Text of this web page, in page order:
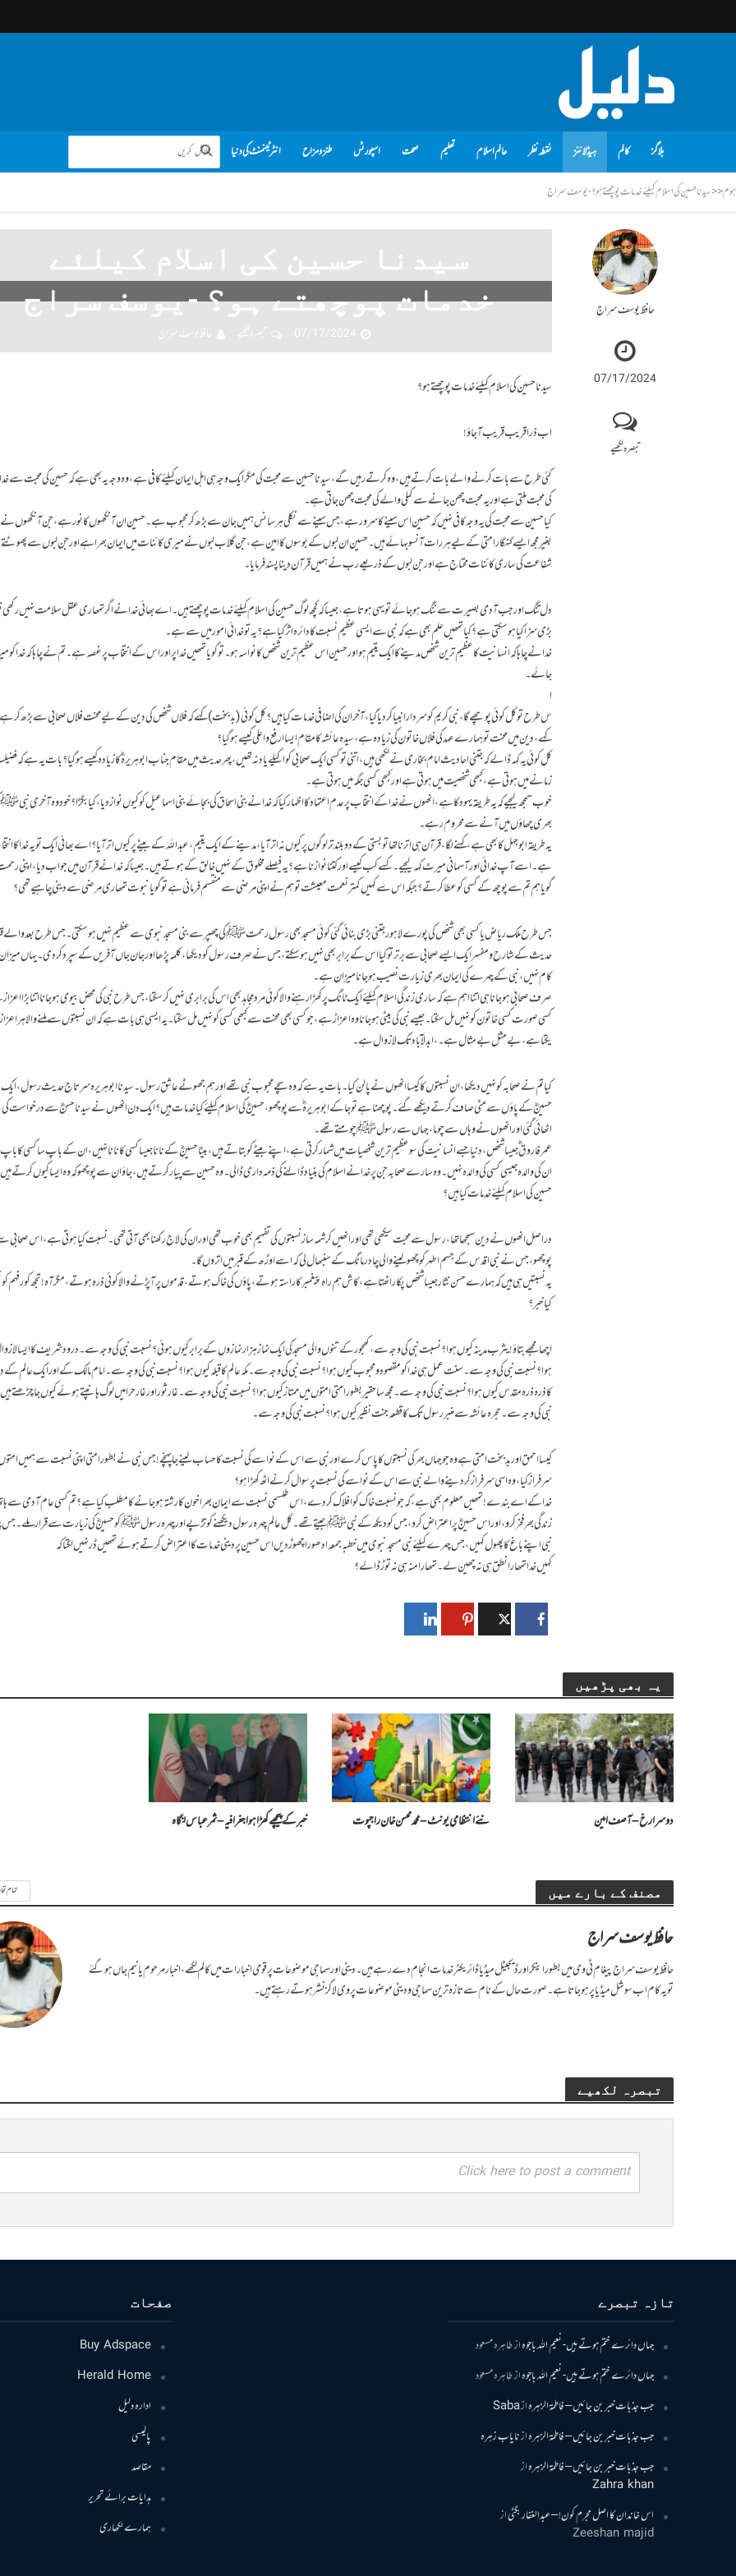
بلاگز کالم ہیڈلائنز نقطہ نظر عالم اسلام تعلیم صحت اسپورٹس طنز و مزاح انٹرٹینمنٹ کی دنیا
ہوم<<سیدنا حسین کی اسلام کیلئے خدمات پوچھتے ہو؟ -یوسف سراج
حافظ یوسف سراج
07/17/2024
تبصرہ لکھیے
سیدنا حسین کی اسلام کیلئے
خدمات پوچھتے ہو؟ -یوسف سراج
07/17/2024 تبصرہ لکھیے حافظ یوسف سراج
سیدنا حسین کی اسلام کیلئے خدمات پوچھتے ہو؟
اب ذرا قریب قریب آجاؤ!
کئی طرح سے بات کرنے والے بات کرتے ہیں، وہ کرتے رہیں گے،سیدنا حسین سے محبت کی مگر ایک وجہ ہی اہل ایمان کیلئے کافی ہے،وہ وجہ یہ بھی ہے کہ حسین کی محبت سے
کی محبت ملتی ہے اور یہ محبت چھن جانے سے کملی والے کی محبت چھن جاتی ہے۔
کیا حسین سے محبت کی یہ وجہ کافی نہیں کہ حسین اس سینے کا سرور ہے،جس سینے سے نکلی ہر سانس ہمیں جان سے بڑھ کر محبوب ہے۔ حسین ان آنکھوں کا نور ہے،جن آنکھوں نے
بغیر مجھ ایسے گنہگار امتی کے لیے ہر رات آنسو بہائے ہیں۔ حسین ان لبوں کے بوسوں کا امین ہے،جن گلاب لبوں نے میری کائنات میں ایمان بھرا ہے اور جن لبوں سے
شفاعت کی ساری کائنات محتاج ہے اور جن لبوں کے ذریعے رب نے ہمیں قرآن دینا پسند فرمایا۔
دل تنگ اور جب آدمی بصیرت سے ننگ ہوجائے تو یہی ہوتا ہے، جیسا کہ کچھ لوگ حسین کی اسلام کیلئے خدمات پوچھتے ہیں۔ اے بھائی خدا نے اگر تمھاری عقل سلامت نہیں
بڑی سزا کیا ہو سکتی ہے؟ کیا تمھیں علم بھی ہے کہ نبی سے ایسی عظیم نسبت کا دائرہ اثر کیا ہے؟ یہ تو خدائی امور میں سے ہے۔
خدا نے چاہا کہ انسانیت کا عظیم ترین شخص مدینے کا ایک یتیم ہو اور حسین اس عظیم ترین شخص کا نواسہ ہو۔ تو گویا تمھیں خدا پر اور اس کے انتخاب پر غصہ ہے۔ تم نے چاہا کہ خدا کو
جائے۔
ا
س طرح تو کل کوئی پوچھے گا، نبی کریم کو سردار انبیا کر دیا گیا، آخر ان کی اضافی خدمات کیا ہیں؟ کل کوئی (بدبخت )کہے کہ فلاں شخص کی دین کے لیے محنت فلاں صحابی سے بڑھ کر
کہے، دین میں محنت تو ہمارے عہد کی فلاں خاتون کی زیادہ ہے،سیدہ عائشہ کا مقام ایسا ارفع و اعلی کیسے ہوگیا؟
کل کوئی یہ کہہ ڈالے کہ جتنی احادیث امام بخاری نے لکھی ہیں، اتنی تو کسی ایک صحابی کو اکیلے یاد نہ تھیں، پھر حدیث میں مقام جناب ابوہریرہؓ کا زیادہ کیسے ہوگیا؟ بات یہ ہے کہ
زمانے میں ہوتی ہے،کبھی شخصیت میں ہوتی ہے اور کبھی کسی جگہ میں ہوتی ہے۔
خوب سمجھ لیجیے کہ یہ طریقہ یہود کا ہے،انھوں نے خدا کے انتخاب پر عدم اعتماد کا اظہار کیا کہ خدا نے بنی اسحاق کی بجائے بنی اسماعیل کو کیوں نواز دیا، کیا بگڑا؟ خود وہ آخری
بھری چھاؤں میں آنے سے محروم رہے۔
یہ طریقہ ابو جہل کا بھی ہے، کہنے لگا، قرآن ہی اترنا تھا تو بستی کے دو بلند تر لوگوں پر کیوں نہ اتر آیا، مدینے کے ایک یتیم، عبداللہ کے بیٹے پر کیوں اتر آیا؟ اے بھائی ایک تو یہ خدا کا
ہے۔اسے آپ خدائی اور آسمانی میرٹ کہہ لیجیے۔کسے کب کیسے اور کتنا نوازنا ہے؟ یہ فیصلے مخلوق کے نہیں خالق کے ہوتے ہیں۔ جیسا کہ خدا نے قرآن میں جواب دیا، اپنی
گویا ہم تم سے پوچھ کے کسی کو عطا کرتے؟جبکہ اس سے کہیں کمتر نعمت معیشت تو ہم نے اپنی مرضی سےمنقسم فرمائی ہے تو گویا نبوت تمھاری مرضی سے دینی چاہیے تھی؟
جس طرح ملک ریاض یا کسی بھی شخص کی پورے لاہور جتنی بڑی بنائی گئی کوئی مسجد بھی رسول رحمتﷺ کی چھپر سے بنی مسجد نبوی سے عظیم نہیں ہو سکتی۔ جس طرح بعد
حدیث کے شارح و مفسر ایک ایسے صحابی سے برتر تو کیا اس کے برابر بھی نہیں ہو سکتے، جس نے صرف رسول کو دیکھا، کلمہ پڑھا اور جان جاں آفریں کے سپرد کر دی۔ یہاں
کام نہیں، نبی کے چہرے کی ایمان بھری زیارت نصیب ہو جانا میزان ہے۔
صرف صحابی ہوجانا ہی اتنا اہم ہے کہ ساری زندگی اسلام کیلئے ایک ٹانگ پر کھڑا رہنے والا کوئی مرد مجاہد بھی اس کی برابری نہیں کر سکتا، جس طرح نبی کی محض بیوی ہوجانا اتنا بڑا
کسی صورت کسی خاتون کو نہیں مل سکتا۔ جیسے نبی کی بیٹی ہو جانا وہ اعزاز ہے،جو کسی بھی محنت سے کبھی کسی کو نہیں مل سکتا۔ یہ ایسی ہی بات ہے کہ ان نسبتوں سے ملنے والا ہر
یکتا ہے، بے مثل بے مثال ہے۔،ابدلآباد تک لازوال ہے۔
کیا تم نے صحابہ کو نہیں دیکھا، ان نسبتوں کا کیسا انھوں نے پالن کیا۔ بات یہ ہے کہ وہ سچے محبوب نبی تھے اور ہم جھوٹے عاشق رسول۔ سیدنا ابوہریرہ سرتاج حدیث رسول
حسینؓ کے پاؤں سے مٹی صاف کرتے دیکھے گئے۔ پوچھنا ہے تو جا کے ابوہریرہؓ سے پوچھو،حسینؓ کی اسلام کیلئے کیا خدمات ہیں؟ ایک دن انھوں نے سیدنا حسنؓ سے درخواست
اٹھائی گئی اور انھوں نے وہاں سے چوما، جہاں سے رسول ﷺچومتے تھے۔
عمر فاروق ؓجیسا شخص، دنیا جسے انسانیت کی سو عظیم ترین شخصیات میں شمار کرتی ہے،اپنے بیٹے کو بتاتے ہیں، بیٹا حسینؓ کے نانا جیسا کسی کا نانا نہیں، ان کے باپ سا کسی کا
ان کی والدہ جیسی کسی کی والدہ نہیں۔ وہ سارے صحابہ جن پر خدا نے اسلام کی بنیاد ڈالنے کی ذمہ داری ڈالی۔ وہ حسین سے پیار کرتے ہیں،جاؤ ان سے پوچھو کہ وہ ایسا کیوں کرتے
حسین کی اسلام کیلئے خدمات کیا ہیں؟
دراصل انھوں نے دین سمجھا تھا، رسول سے محبت سیکھی تھی اور انھیں کرشمہ ساز نسبتوں کی تفہیم بھی خوب تھی اور ان کی لاج رکھنا بھی آتی تھی۔ نسبت کیا ہوتی ہے، اس
پوچھو،جس نے نبی اقدس کے جسم اطہر کو چھو لینے والی چادر مانگ کے سنبھال لی کہ اسے اوڑھ کے قبر میں اتروں گا۔
یہ نسبتیں ہی ہیں کہ ہمارے حسن نثار جیسا شخص پکار اٹھتا ہے،کاش ہم راہ پیغمبر کا راستہ ہوتے،پاؤں کی خاک ہوتے،قدموں پر آ پڑنے والا کوئی ذرہ ہوتے،مگر آہ! تجھ کور فہم
کیا خبر؟
اچھا مجھے بتاؤ! یثرب مدینہ کیوں ہوا؟ نسبت نبی کی وجہ سے، کھجور کے تنوں والی مسجد کی ایک نماز ہزار نمازوں کے برابر کیوں ہوئی؟ نسبت نبی کی وجہ سے۔ درود شریف کا ایسا
ہوا؟ نسبت نبی کی وجہ سے۔ سنت عمل ہی خدا کو مقصود و محبوب کیوں ہوا؟نسبت نبی کی وجہ سے۔ مکہ عالم کا قبلہ کیوں ہوا؟ نسبت نبی کی وجہ سے۔ امام مالک کے اور ایک عالم کے
کا ذرہ ذرہ مقدس کیوں ہوا؟ نسبت نبی کی وجہ سے۔ مجھ سا حقیر بطور امتی امتوں میں ممتاز کیوں ہوا؟ نسبت نبی کی وجہ سے۔ غار ثور اور غار حرا میں لوگ ہانپتے ہوئے کیوں جا چڑھتے
نبی کی وجہ سے۔ حجرہ عائشہ سے منبر رسول تک کا قطعہ جنت نظیر کیوں ہوا؟ نسبت نبی کی وجہ سے۔
کیسا احمق اور بد بخت امتی ہے وہ جو جہاں بھر کی نسبتوں کا پاس کرے اور نبی سے اس کے نواسے کی نسبت کا حساب لینے جا پہنچے!جس نبی نے بطور امتی اپنی نسبت سے ہمیں
سرفراز کیا، وہ اسی سرفراز کردینے والے نبی سے اس کے نواسے کی نسبت پر سوال کرنے اٹھ کھڑا ہو؟
خدا کے اے بندے! تمھیں معلوم بھی ہے، کہ جو نسبت خاک کو افلاک کر دے،اس طلسمی نسبت سے ایمان بھرا خون کا رشتہ ہو جانے کا مطلب کیا ہے؟ تم کسی عام آدمی سے
زندگی بھر فخر کرو، اور اس حسینؓ پر اعتراض کرو، جس کو دیکھ کے نبی ﷺجیتے تھے۔ کل عالم چہرہ رسول دیکھنے کو تڑپے اور چہرہ رسولﷺ کو حسینؓ کی زیارت سے قرار ملے۔
نبی اپنے باغ کا پھول کہیں،جس چہرے کیلئے نبی مسجد نبوی میں خطبہ جمعہ ادھورا چھوڑ دیں اس حسین پر دینی خدمات کا اعتراض کرتے ہوئے تمھیں ڈر نہیں لگتا کہ
کہیں خدا تمھارا نطق ہی نہ چھین لے۔تمھارا منہ ہی نہ توڑ ڈالے؟
یہ بھی پڑھیں
دوسرا رخ – آصف امین ​نئے انتظامی یونٹ – محمد محسن خان راجپوت خبر کے پیچھے کھڑا ہوا جغرافیہ – ثمر عباس لنگاہ
مصنف کے بارے میں تمام
حافظ یوسف سراج
حافظ یوسف سراج پیغام ٹی وی میں بطور اینکر اور ڈیجیٹل میڈیا ڈائریکٹر خدمات انجام دے رہے ہیں۔ دینی اور سماجی موضوعات پر قومی اخبارات میں کالم لکھے، اخبار مرحوم یا نیم جاں ہوگئے
تو یہ کام اب سوشل میڈیا پر ہوجاتا ہے۔ صورت حال کے نام سے تازہ ترین سماجی و دینی موضوعات پر وی لاگز نشر ہوتے رہتے ہیں۔
تبصرہ لکھیے
Click here to post a comment
صفحات
Buy Adspace
Herald Home
ادارہ دلیل
پالیسی
مقاصد
ہدایات برائے تحریر
ہمارے لکھاری
تازہ تبصرے
جہاں دائرے ختم ہوتے ہیں- نعیم اللہ باجوہازطاہرہ مسعود
جہاں دائرے ختم ہوتے ہیں- نعیم اللہ باجوہازطاہرہ مسعود
جب جذبات خبر بن جائیں – فاطمۃالزہرہازSaba
جب جذبات خبر بن جائیں – فاطمۃالزہرہازنایاب زہرہ
جب جذبات خبر بن جائیں – فاطمۃالزہرہاز
Zahra khan
اس خاندان کا اصل مجرم کون! – عبدالغفار بگٹیاز
Zeeshan majid